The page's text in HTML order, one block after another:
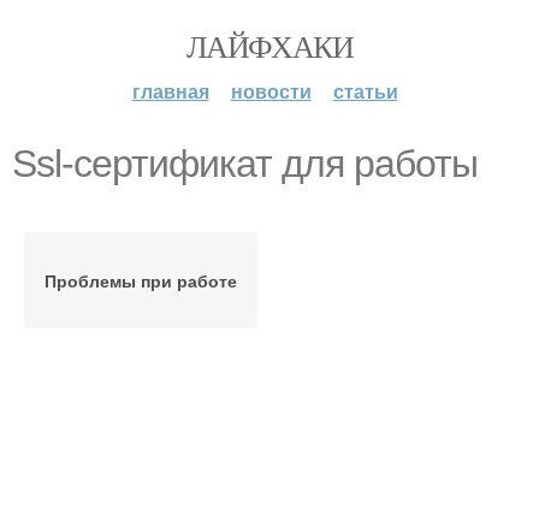
ЛАЙФХАКИ
главная новости статьи
Ssl-сертификат для работы
Проблемы при работе